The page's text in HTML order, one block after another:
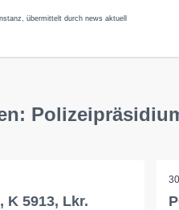
übermittelt durch news aktuell
K 5913, Lkr.